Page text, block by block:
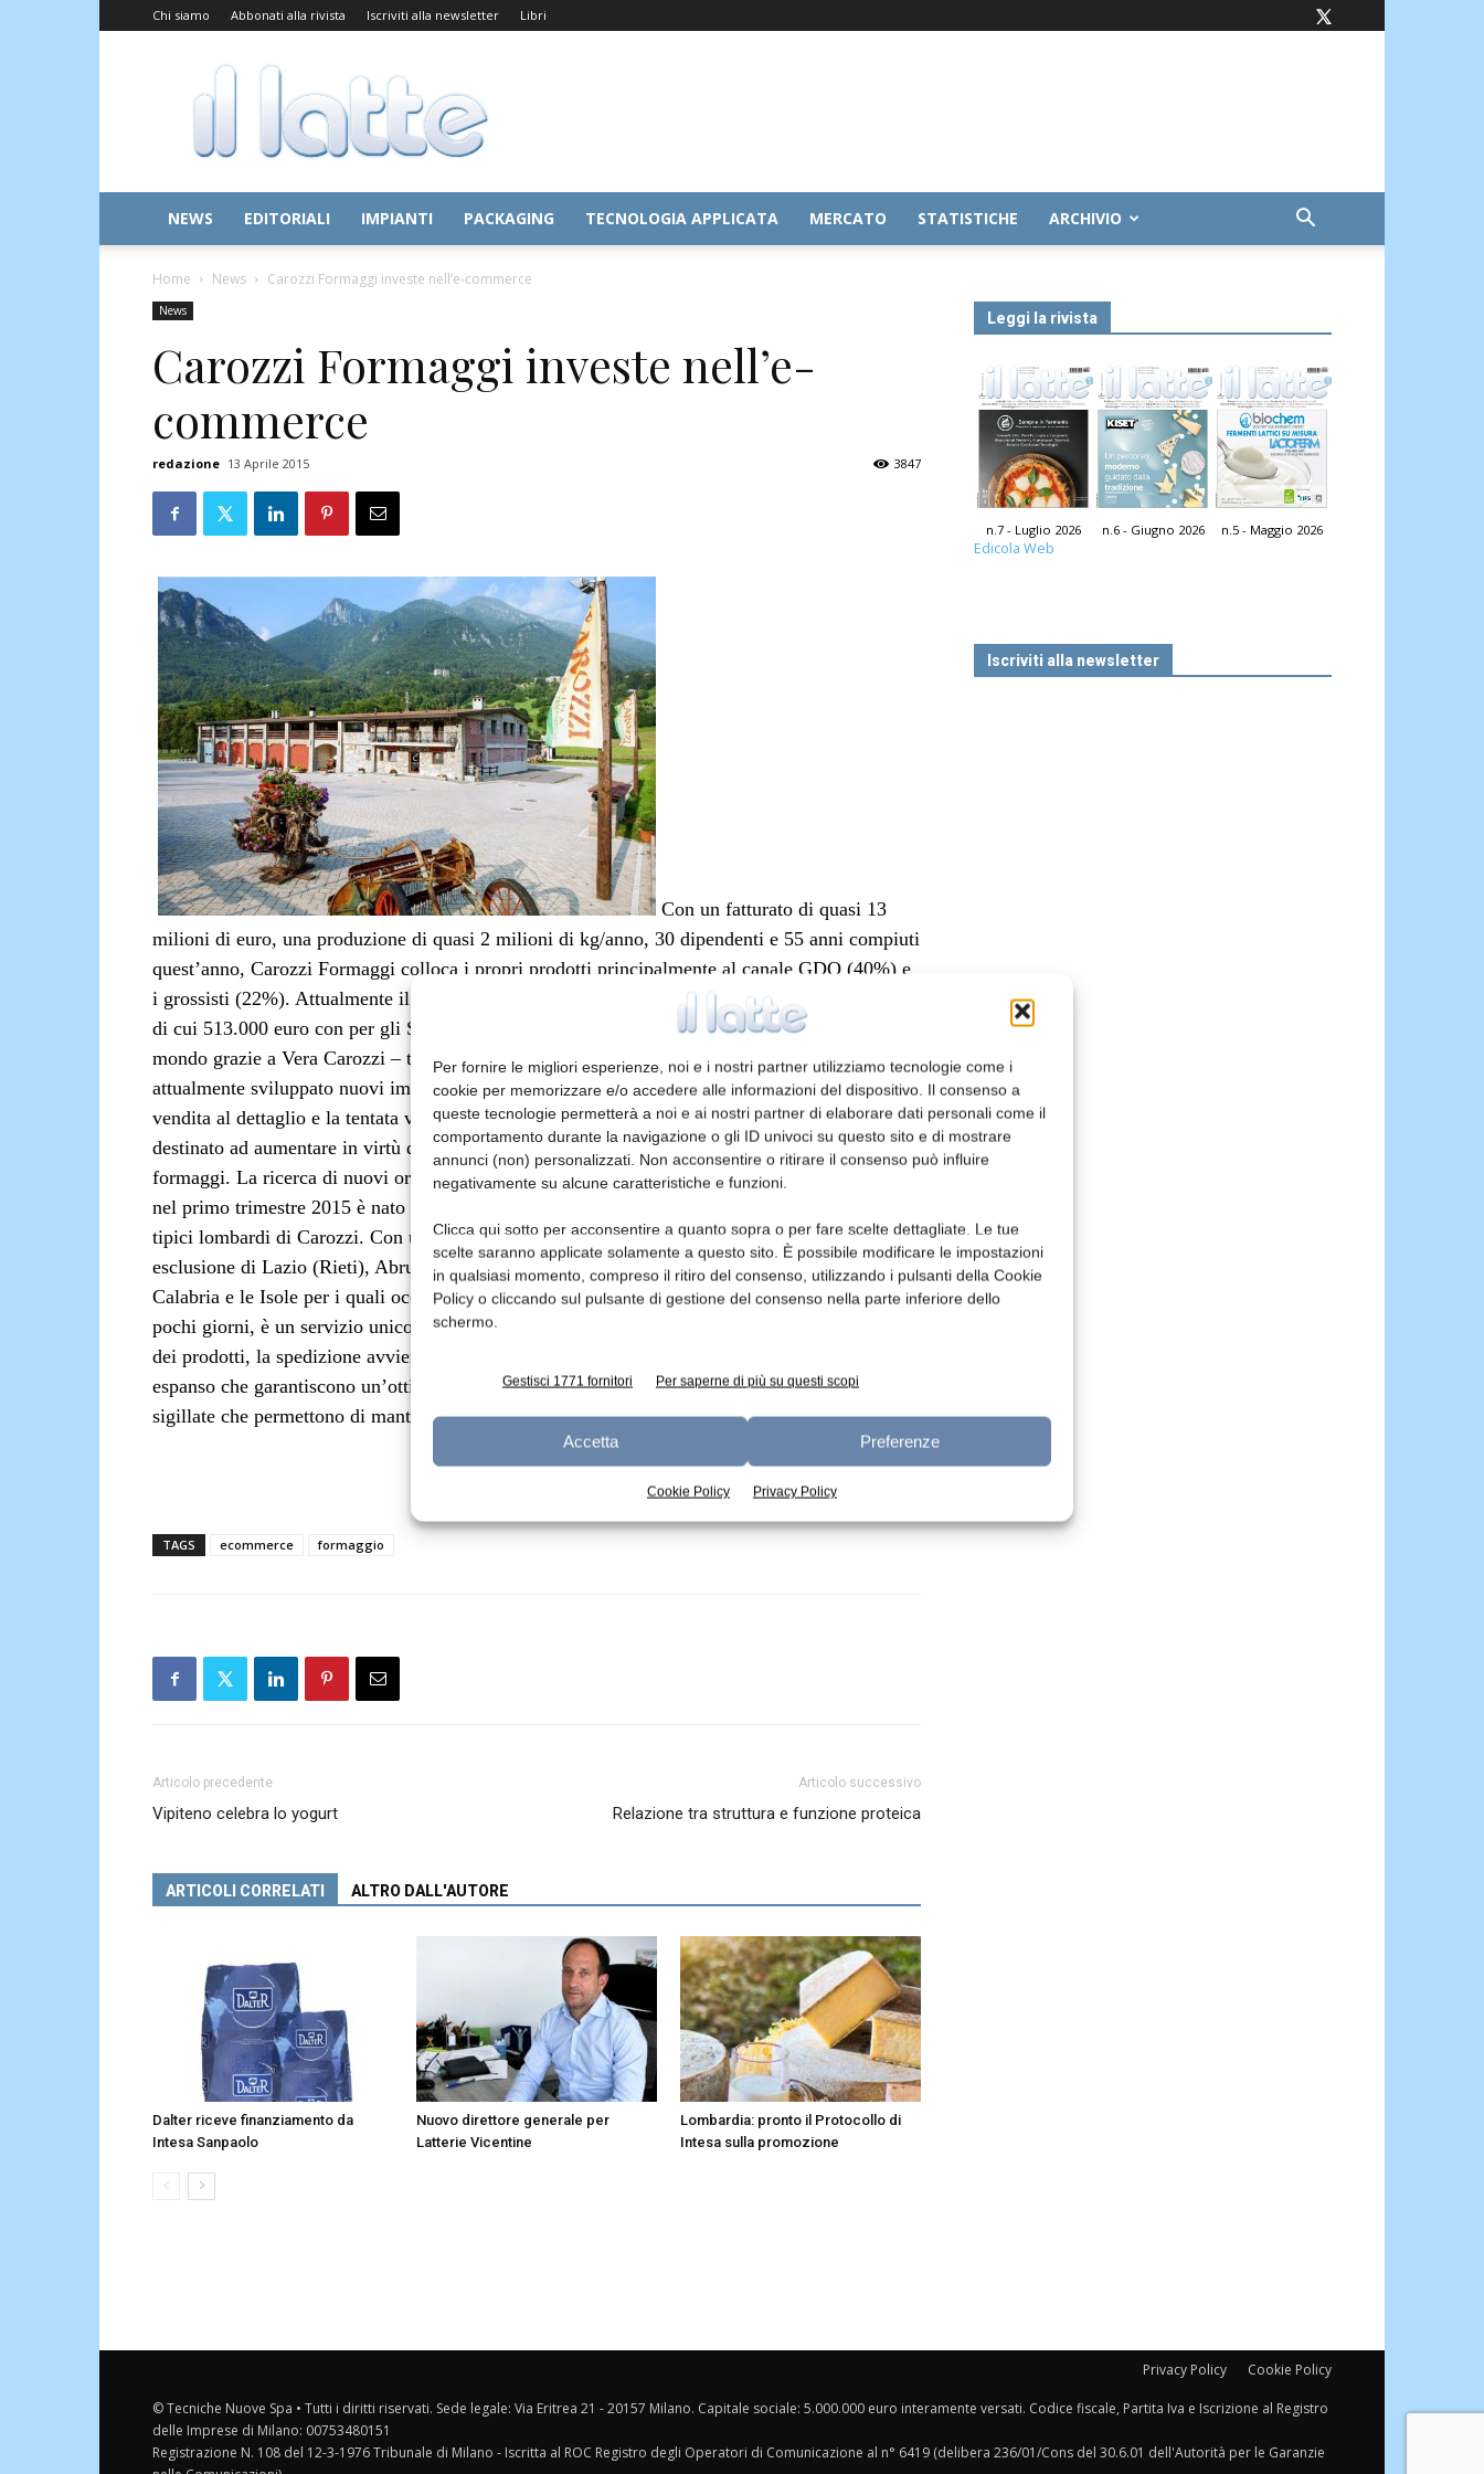
Per fornire le migliori esperienze, noi e i nostri partner utilizziamo tecnologie come i
cookie per memorizzare e/o accedere alle informazioni del dispositivo. Il consenso a
queste tecnologie permetterà a noi e ai nostri partner di elaborare dati personali come il
comportamento durante la navigazione o gli ID univoci su questo sito e di mostrare
annunci (non) personalizzati. Non acconsentire o ritirare il consenso può influire
negativamente su alcune caratteristiche e funzioni.
Clicca qui sotto per acconsentire a quanto sopra o per fare scelte dettagliate. Le tue
scelte saranno applicate solamente a questo sito. È possibile modificare le impostazioni
in qualsiasi momento, compreso il ritiro del consenso, utilizzando i pulsanti della Cookie
Policy o cliccando sul pulsante di gestione del consenso nella parte inferiore dello
schermo.
Gestisci 1771 fornitori Per saperne di più su questi scopi
Accetta Preferenze
Cookie Policy Privacy Policy
Chi siamo Abbonati alla rivista Iscriviti alla newsletter Libri
Il
Latte
NEWS EDITORIALI IMPIANTI PACKAGING TECNOLOGIA APPLICATA MERCATO STATISTICHE ARCHIVIO
Home News Carozzi Formaggi investe nell’e-commerce
News
Carozzi Formaggi investe nell’e-
commerce
redazione 13 Aprile 2015 3847
Con un fatturato di quasi 13
milioni di euro, una produzione di quasi 2 milioni di kg/anno, 30 dipendenti e 55 anni compiuti
quest’anno, Carozzi Formaggi colloca i propri prodotti principalmente al canale GDO (40%) e
i grossisti (22%). Attualmente il mercato estero, in continua espansione, vale 1.800.000 euro,
di cui 513.000 euro con per gli Stati Uniti. La rimanente quota è collata in Europa e resto del
mondo grazie a Vera Carozzi – tra i portavoce della terza generazione aziendale, che ha
attualmente sviluppato nuovi importanti contatti in Cina, Giappone e Sud Africa. Vi è poi la
vendita al dettaglio e la tentata vendita (13%) ed infine, il comparto dei produttori (11%)
destinato ad aumentare in virtù dell’eccellenza raggiunta dall’azienda nella stagionatura dei
formaggi. La ricerca di nuovi orizzonti ha spinto Carozzi Formaggi verso l’e-commerce. Così
nel primo trimestre 2015 è nato
tipici lombardi di Carozzi. Con una consegna in 24 ore su tutto il territorio nazionale, ad
esclusione di Lazio (Rieti), Abruzzo (Chieti/L’Aquila), Molise (Isernia), Puglia, Basilicata,
Calabria e le Isole per i quali occorrono 48 ore e consegne garantite in Europa e nel mondo in
pochi giorni, è un servizio unico. Per preservare l’integrità ed evitare la perdita delle proprietà
dei prodotti, la spedizione avviene in contenitori isotermici resistenti in cartone e polistirolo
espanso che garantiscono un’ottima conservazione, aiutati inoltre da buste di refrigerante
sigillate che permettono di mantenere la temperatura corretta all’interno.
TAGS ecommerce formaggio
Articolo precedente
Vipiteno celebra lo yogurt
Articolo successivo
Relazione tra struttura e funzione proteica
ARTICOLI CORRELATI ALTRO DALL'AUTORE
Dalter riceve finanziamento da
Intesa Sanpaolo
Nuovo direttore generale per
Latterie Vicentine
Lombardia: pronto il Protocollo di
Intesa sulla promozione
Leggi la rivista
n.7 - Luglio 2026 n.6 - Giugno 2026 n.5 - Maggio 2026
Edicola Web
Iscriviti alla newsletter
Privacy Policy Cookie Policy
© Tecniche Nuove Spa • Tutti i diritti riservati. Sede legale: Via Eritrea 21 - 20157 Milano. Capitale sociale: 5.000.000 euro interamente versati. Codice fiscale, Partita Iva e Iscrizione al Registro
delle Imprese di Milano: 00753480151
Registrazione N. 108 del 12-3-1976 Tribunale di Milano - Iscritta al ROC Registro degli Operatori di Comunicazione al n° 6419 (delibera 236/01/Cons del 30.6.01 dell'Autorità per le Garanzie